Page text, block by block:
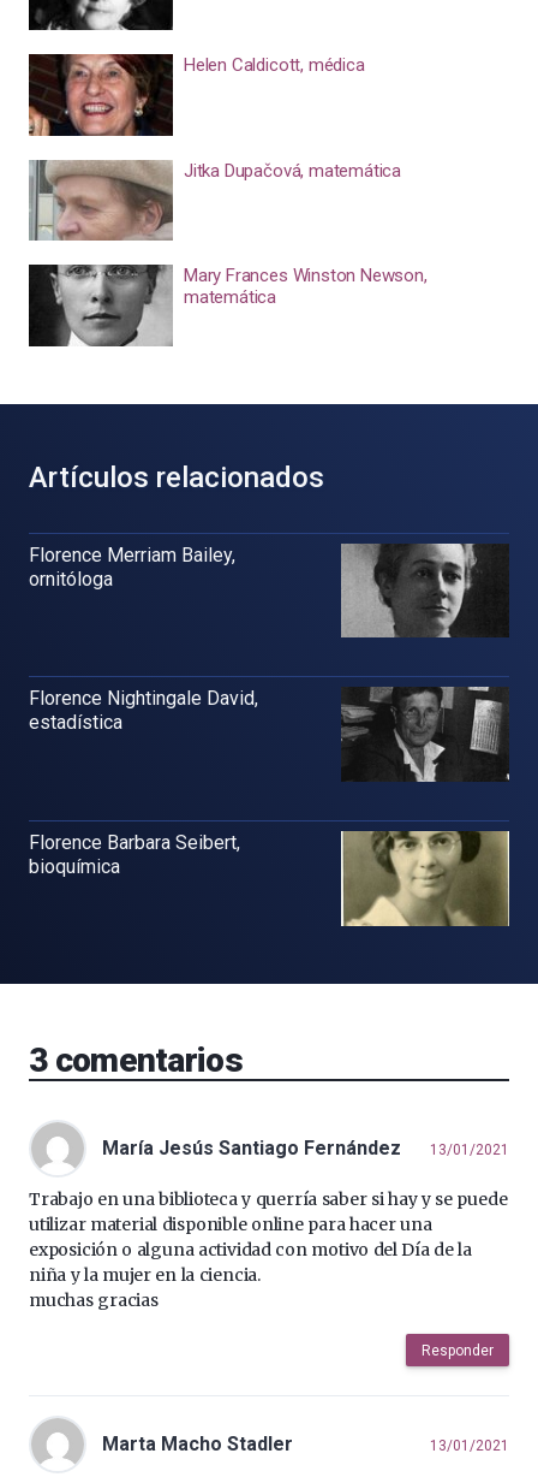
Helen Caldicott, médica
Jitka Dupačová, matemática
Mary Frances Winston Newson,
matemática
Artículos relacionados
Florence Merriam Bailey,
ornitóloga
Florence Nightingale David,
estadística
Florence Barbara Seibert,
bioquímica
3comentarios
María Jesús Santiago Fernández 13/01/2021
Trabajo en una biblioteca y querría saber si hay y se puede
utilizar material disponible online para hacer una
exposición o alguna actividad con motivo del Día de la
niña y la mujer en la ciencia.
muchas gracias
Responder
Marta Macho Stadler 13/01/2021